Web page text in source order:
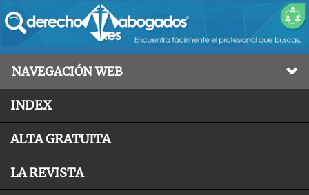
NAVEGACIÓN WEB
INDEX
ALTA GRATUITA
LA REVISTA